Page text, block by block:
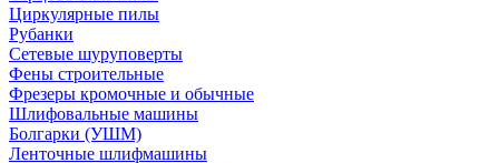
Циркулярные пилы
Рубанки
Сетевые шуруповерты
Фены строительные
Фрезеры кромочные и обычные
Шлифовальные машины
Болгарки (УШМ)
Ленточные шлифмашины